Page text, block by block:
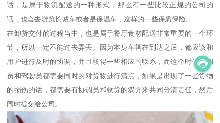
话，是属于物流配送的一种形式，那么有一些比较正规的公司的
话，也会去游览长城车或者是保温车，这样的一些保质保险。
在卸货交付的过程当中，也是属于餐厅食材配送非常重要的一个环
节，所以一定不能过去弄丢。因为本身车辆在到达之后，都应该和
用户进行及时的协调，并且取得一些相应的联系，而这个时候协调
员和驾驶员都需要同时的对货物进行清点，如果是出现了一些货物
的损伤的话，都需要有协调员和收货的双方来共同分清责任，然后
同时提交给公司。